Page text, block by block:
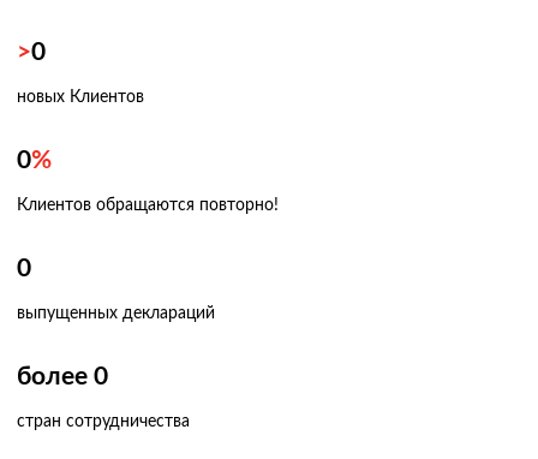
>0
новых Клиентов
0%
Клиентов обращаются повторно!
0
выпущенных деклараций
более 0
стран сотрудничества